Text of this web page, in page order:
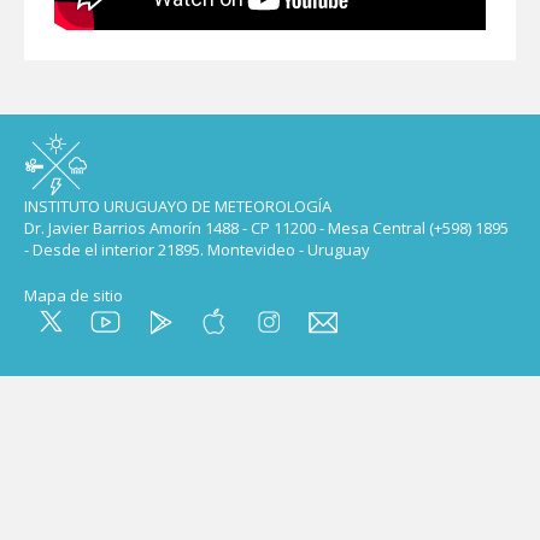
INSTITUTO URUGUAYO DE METEOROLOGÍA
Dr. Javier Barrios Amorín 1488 - CP 11200 - Mesa Central (+598) 1895
- Desde el interior 21895. Montevideo - Uruguay
Mapa de sitio